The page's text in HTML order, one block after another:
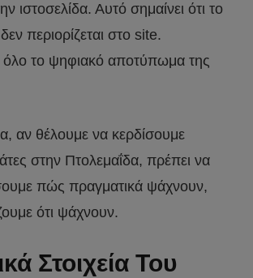
ιστοσελίδα. Αυτό σημαίνει ότι το
περιορίζεται στο site.
όλο το ψηφιακό αποτύπωμα της
αν θέλουμε να κερδίσουμε
στην Πτολεμαΐδα, πρέπει να
πώς πραγματικά ψάχνουν,
ότι ψάχνουν.
Στοιχεία Του